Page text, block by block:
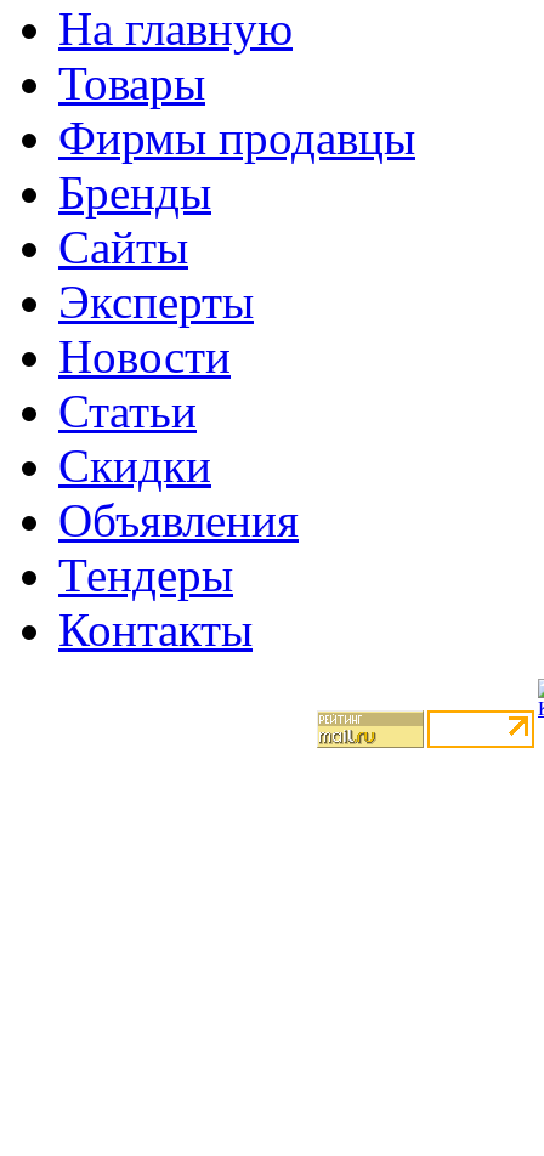
На главную
Товары
Фирмы продавцы
Бренды
Сайты
Эксперты
Новости
Статьи
Скидки
Объявления
Тендеры
Контакты